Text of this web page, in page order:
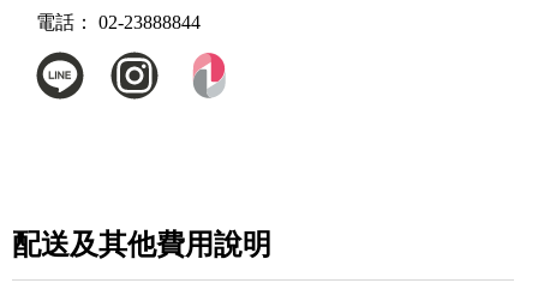
電話： 02-23888844
配送及其他費用說明